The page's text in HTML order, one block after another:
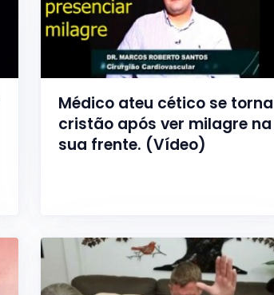
Médico ateu cético se torna
cristão após ver milagre na
sua frente. (Vídeo)